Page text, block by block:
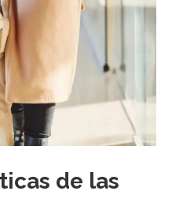
de las